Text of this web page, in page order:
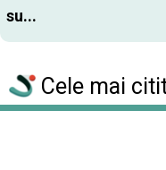
su...
Cele mai